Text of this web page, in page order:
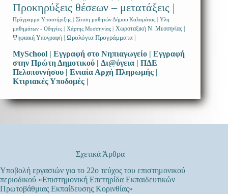
Προκηρύξεις θέσεων – μετατάξεις |
Πρόγραμμα Υποστήριξης | Σίτιση μαθητών Δήμου Καλαμάτας |
Υλη
μαθημάτων - Οδηγίες |
Χάρτης Μεσσηνίας |
Χωροταξική Ν. Μεσσηνίας |
Ψηφιακή Υπογραφή |
Ωρολόγια Προγράμματα |
MySchool | Εγγραφή στο Νηπιαγωγείο | Εγγραφή
στην Πρώτη Δημοτικού | Δι@ύγεια | ΠΔΕ
Πελοποννήσου | Ενιαία Αρχή Πληρωμής |
Κτιριακές Υποδομές |
Σχετικά Άρθρα
Υποβολή εργασιών για το 22ο τεύχος του επιστημονικού
περιοδικού «Επιστημονική Επετηρίδα Εκπαιδευτικών
Πρωτοβάθμιας Εκπαίδευσης Κορινθίας»